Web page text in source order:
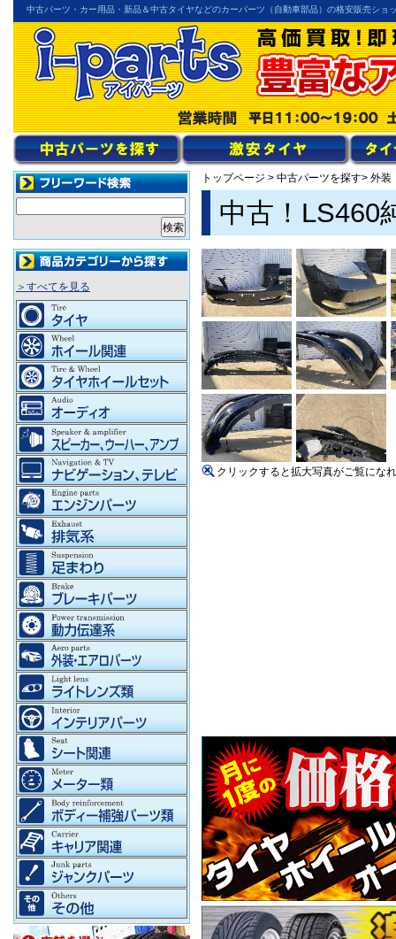
中古パーツ・カー用品・新品＆中古タイヤなどのカーパーツ（自動車部品）の格安販売ショ
トップページ > 中古パーツを探す> 外装
中古！LS460
クリックすると拡大写真がご覧にな
＞すべてを見る